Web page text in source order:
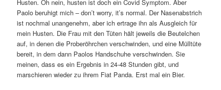
Husten. Oh nein, husten ist doch ein Covid Symptom. Aber
Paolo beruhigt mich – don’t worry, it’s normal. Der Nasenabstrich
ist nochmal unangenehm, aber ich ertrage ihn als Ausgleich für
mein Husten. Die Frau mit den Tüten hält jeweils die Beutelchen
auf, in denen die Proberöhrchen verschwinden, und eine Mülltüte
bereit, in dem dann Paolos Handschuhe verschwinden. Sie
meinen, dass es ein Ergebnis in 24-48 Stunden gibt, und
marschieren wieder zu ihrem Fiat Panda. Erst mal ein Bier.